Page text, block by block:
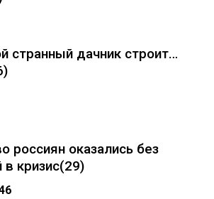
странный дачник строит…
россиян оказались без
кризис(29)